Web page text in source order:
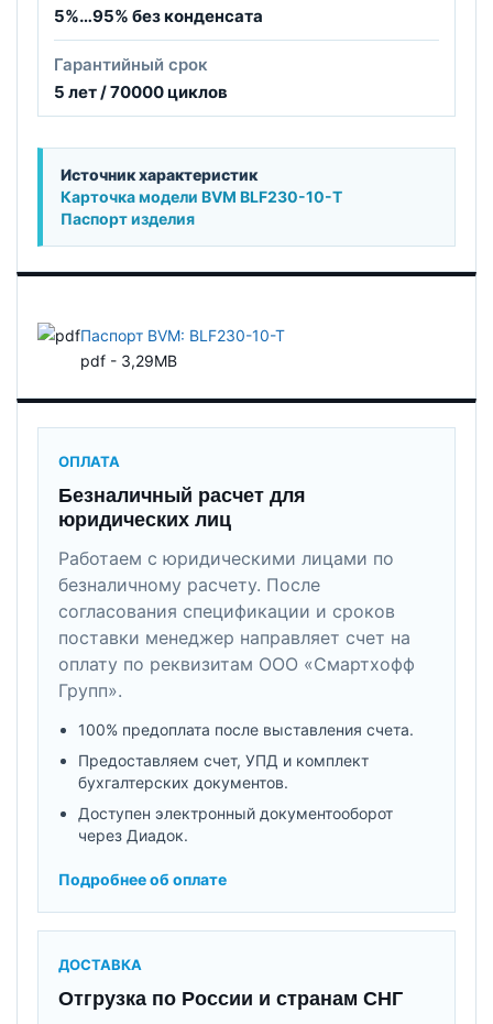
5%…95% без конденсата
Гарантийный срок
5 лет / 70000 циклов
Источник характеристик
Карточка модели BVM BLF230-10-T
Паспорт изделия
Паспорт BVM: BLF230-10-T
pdf - 3,29MB
ОПЛАТА
Безналичный расчет для
юридических лиц
Работаем с юридическими лицами по
безналичному расчету. После
согласования спецификации и сроков
поставки менеджер направляет счет на
оплату по реквизитам ООО «Смартхофф
Групп».
100% предоплата после выставления счета.
Предоставляем счет, УПД и комплект
бухгалтерских документов.
Доступен электронный документооборот
через Диадок.
Подробнее об оплате
ДОСТАВКА
Отгрузка по России и странам СНГ